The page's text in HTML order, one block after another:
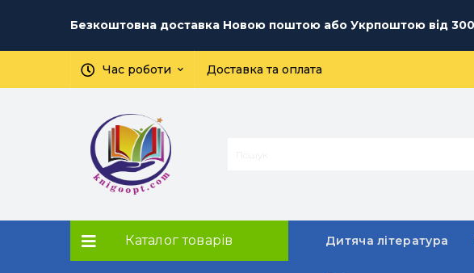
Безкоштовна доставка Новою поштою або Укрпоштою від
Час роботи Доставка та оплата
Каталог товарів Дитяча література